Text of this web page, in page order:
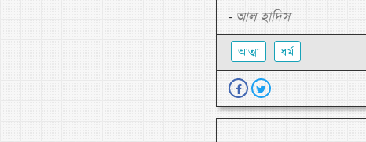
- আল হাদিস
আত্মা ধর্ম